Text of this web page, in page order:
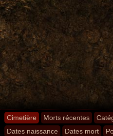
Cimetière Morts récentes
Dates naissance
Dates mort